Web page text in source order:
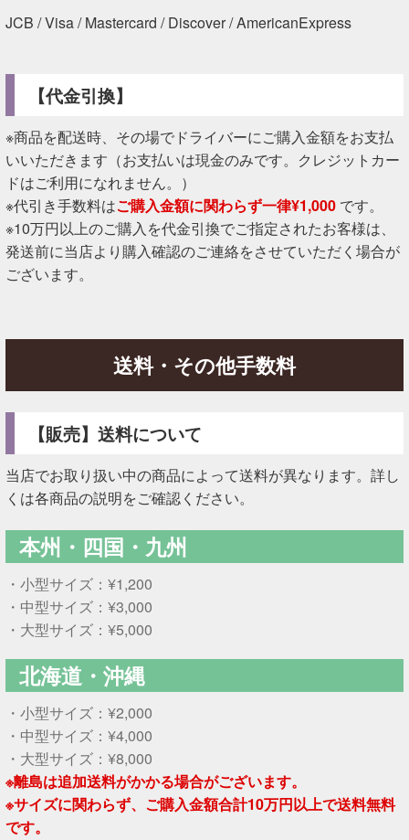
JCB / Visa / Mastercard / Discover / AmericanExpress
【代金引換】
※商品を配送時、その場でドライバーにご購入金額をお支払
いいただきます（お支払いは現金のみです。クレジットカー
ドはご利用になれません。）
※代引き手数料はご購入金額に関わらず一律¥1,000です。
※10万円以上のご購入を代金引換でご指定されたお客様は、
発送前に当店より購入確認のご連絡をさせていただく場合が
ございます。
送料・その他手数料
【販売】送料について
当店でお取り扱い中の商品によって送料が異なります。詳し
くは各商品の説明をご確認ください。
本州・四国・九州
・小型サイズ：¥1,200
・中型サイズ：¥3,000
・大型サイズ：¥5,000
北海道・沖縄
・小型サイズ：¥2,000
・中型サイズ：¥4,000
・大型サイズ：¥8,000
※離島は追加送料がかかる場合がございます。
※サイズに関わらず、ご購入金額合計10万円以上で送料無料
です。